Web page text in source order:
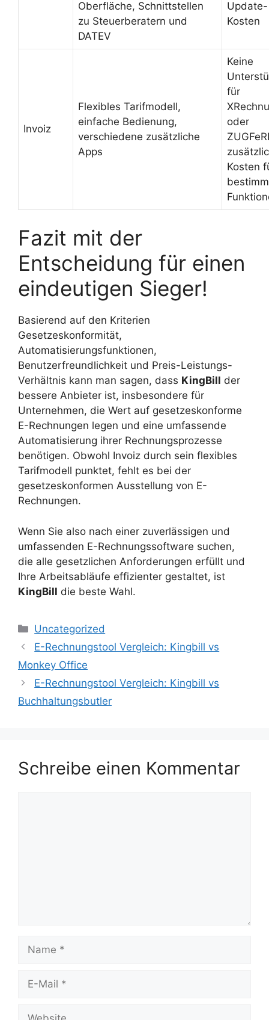
Oberfläche, Schnittstellen
zu Steuerberatern und
DATEV
Update-
Kosten
Invoiz
Flexibles Tarifmodell,
einfache Bedienung,
verschiedene zusätzliche
Apps
Keine
für
oder
Kosten
Fazit mit der
Entscheidung für einen
eindeutigen Sieger!
Basierend auf den Kriterien
Gesetzeskonformität,
Automatisierungsfunktionen,
Benutzerfreundlichkeit und Preis-Leistungs-
Verhältnis kann man sagen, dass KingBill der
bessere Anbieter ist, insbesondere für
Unternehmen, die Wert auf gesetzeskonforme
E-Rechnungen legen und eine umfassende
Automatisierung ihrer Rechnungsprozesse
benötigen. Obwohl Invoiz durch sein flexibles
Tarifmodell punktet, fehlt es bei der
gesetzeskonformen Ausstellung von E-
Rechnungen.
Wenn Sie also nach einer zuverlässigen und
umfassenden E-Rechnungssoftware suchen,
die alle gesetzlichen Anforderungen erfüllt und
Ihre Arbeitsabläufe effizienter gestaltet, ist
KingBill die beste Wahl.
Kategorien
Uncategorized
E-Rechnungstool Vergleich: Kingbill vs
Monkey Office
E-Rechnungstool Vergleich: Kingbill vs
Buchhaltungsbutler
Schreibe einen Kommentar
Mail